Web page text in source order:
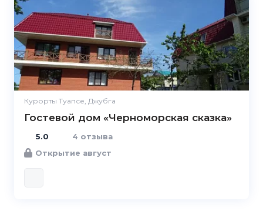
Курорты Туапсе, Джубга
Гостевой дом «Черноморская сказка»
5.0
5.0
4 отзыва
Открытие август